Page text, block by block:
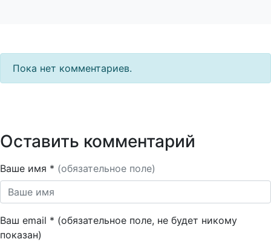
Пока нет комментариев.
Оставить комментарий
Ваше имя * (обязательное поле)
Ваш email * (обязательное поле, не будет никому
показан)